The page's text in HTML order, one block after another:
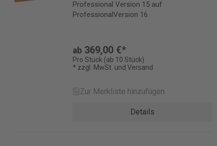
Professional Version 15 auf
ProfessionalVersion 16.
ab 369,00 €*
Pro Stück (ab 10 Stück)
* zzgl. MwSt. und Versand
Zur Merkliste hinzufügen
Details